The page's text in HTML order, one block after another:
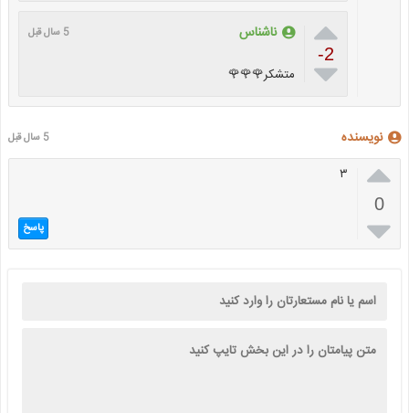

-2

ناشناس 5 سال قبل
متشکر🌹🌹🌹
نویسنده 5 سال قبل

0

۳
پاسخ